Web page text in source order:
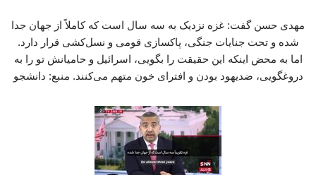
مهدی حسن گفت: غزه نزدیک به سه سال است که کاملاً از جهان جدا
شده و تحت جنایات جنگی، پاکسازی قومی و نسل‌کشی قرار دارد.
اما به محض اینکه این حقیقت را بگویی، اسرائیل و حامیانش تو را به
دروغگویی، ضدیهود بودن و افترای خون متهم می‌کنند. منبع: دانشجو